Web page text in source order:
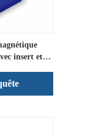
insert et